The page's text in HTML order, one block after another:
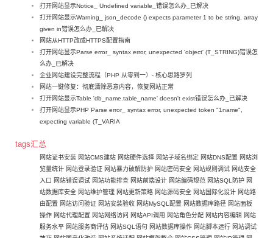
打开网站显示Notice_ Undefined variable_错误怎么办_已解决
打开网站显示Warning_ json_decode () expects parameter 1 to be string, array
given in错误怎么办_已解决
网站从HTTP改成HTTPS配置指南
打开网站显示Parse error_ syntax error, unexpected 'object' (T_STRING)错误怎
么办_已解决
企业网站建设完整流程（PHP 从零到一）- 核心思路罗列
网站一键修复：彻底清除恶意内容，恢复网站正常
打开网站显示Table 'db_name.table_name' doesn't exist错误怎么办_已解决
打开网站显示PHP Parse error_ syntax error, unexpected token "1name",
expecting variable (T_VARIA
tags汇总
网站证书安装 网站CMS建站 网站硬件选择 网站子域名绑定 网站DNS配置 网站浏
览量统计 网站登录验证 网站暴力破解防护 网站密码安全 网站规则调试 网站安全
入口 网站错误调试 网站功能排查 网站前端设计 网站编码规范 网站SQL防护 网
站数据库安全 网站维护管理 网站更新策略 网站源码安全 网站国际化设计 网站路
由配置 网站访问验证 网站安装验收 网站MySQL配置 网站数据库路径 网站面板
操作 网站代理配置 网站网络访问 网站API调用 网站角色分配 网站内容编辑 网站
服务水平 网站服务商评估 网站SQL语句 网站数据库操作 网站脚本运行 网站调试